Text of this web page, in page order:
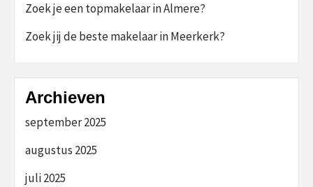
Zoek je een topmakelaar in Almere?
Zoek jij de beste makelaar in Meerkerk?
Archieven
september 2025
augustus 2025
juli 2025